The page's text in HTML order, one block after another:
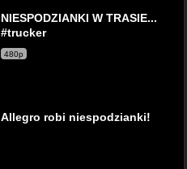
NIESPODZIANKI W TRASIE...
#trucker
480p
Allegro robi niespodzianki!